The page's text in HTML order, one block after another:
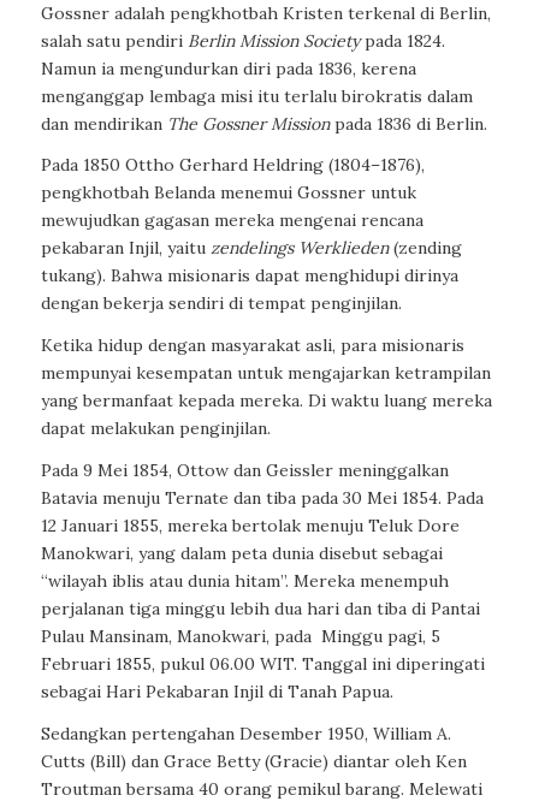
Gossner adalah pengkhotbah Kristen terkenal di Berlin,
salah satu pendiri Berlin Mission Societypada 1824.
Namun ia mengundurkan diri pada 1836, kerena
menganggap lembaga misi itu terlalu birokratis dalam
dan mendirikan The Gossner Missionpada 1836 di Berlin.
Pada 1850 Ottho Gerhard Heldring (1804–1876),
pengkhotbah Belanda menemui Gossner untuk
mewujudkan gagasan mereka mengenai rencana
pekabaran Injil, yaitu zendelings Werklieden(zending
tukang). Bahwa misionaris dapat menghidupi dirinya
dengan bekerja sendiri di tempat penginjilan.
Ketika hidup dengan masyarakat asli, para misionaris
mempunyai kesempatan untuk mengajarkan ketrampilan
yang bermanfaat kepada mereka. Di waktu luang mereka
dapat melakukan penginjilan.
Pada 9 Mei 1854, Ottow dan Geissler meninggalkan
Batavia menuju Ternate dan tiba pada 30 Mei 1854. Pada
12 Januari 1855, mereka bertolak menuju Teluk Dore
Manokwari, yang dalam peta dunia disebut sebagai
“wilayah iblis atau dunia hitam”. Mereka menempuh
perjalanan tiga minggu lebih dua hari dan tiba di Pantai
Pulau Mansinam, Manokwari, pada Minggu pagi, 5
Februari 1855, pukul 06.00 WIT. Tanggal ini diperingati
sebagai Hari Pekabaran Injil di Tanah Papua.
Sedangkan pertengahan Desember 1950, William A.
Cutts (Bill) dan Grace Betty (Gracie) diantar oleh Ken
Troutman bersama 40 orang pemikul barang. Melewati